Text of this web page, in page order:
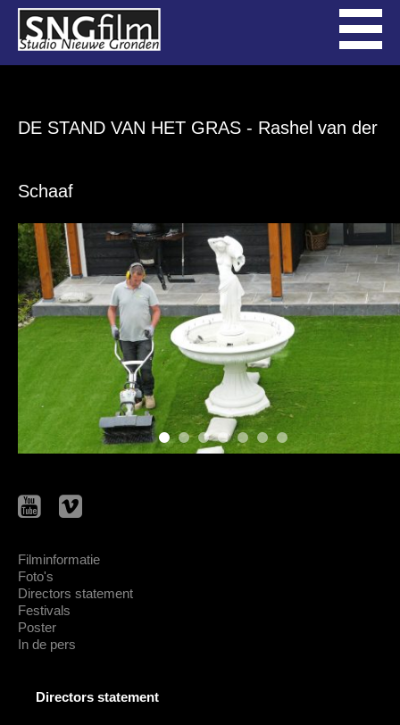
DE STAND VAN HET GRAS - Rashel van der
Schaaf
Filminformatie
Foto's
Directors statement
Festivals
Poster
In de pers
Directors statement